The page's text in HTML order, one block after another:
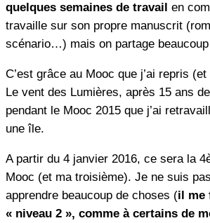
quelques semaines de travail en
travaille sur son propre manuscrit
scénario…) mais on partage
C’est grâce au Mooc que j’ai repris
Le vent des Lumières, après 15 ans
pendant le Mooc 2015 que j’ai
une île.
A partir du 4 janvier 2016, ce sera la
Mooc (et ma troisième). Je ne suis
apprendre beaucoup de choses (il me
« niveau 2 », comme à certains de